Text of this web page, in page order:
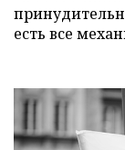
есть все